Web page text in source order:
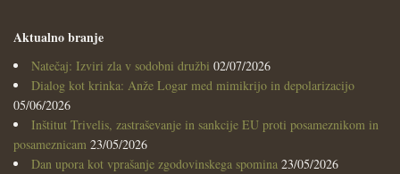
Aktualno branje
Natečaj: Izviri zla v sodobni družbi 02/07/2026
Dialog kot krinka: Anže Logar med mimikrijo in depolarizacijo
05/06/2026
Inštitut Trivelis, zastraševanje in sankcije EU proti posameznikom in
posameznicam 23/05/2026
Dan upora kot vprašanje zgodovinskega spomina 23/05/2026